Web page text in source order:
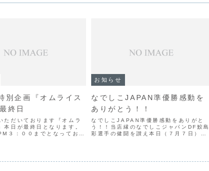
別企画『オムライス
終日
ただいております『オムラ
本日が最終日となります。
３：００までとなっており
お知らせ
なでしこJAPAN準優勝感動を
ありがとう！！
なでしこJAPAN準優勝感動をありがと
う！！当店縁のなでしこジャパンDF鮫島
彩選手の健闘を讃え本日（７月７日）の